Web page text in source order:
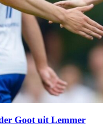
Goot uit Lemmer